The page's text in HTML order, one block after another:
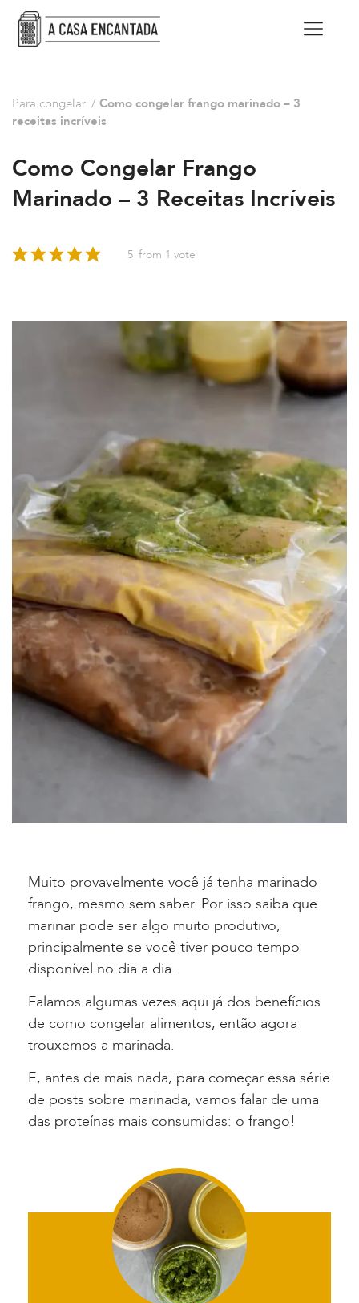
Para congelar / Como congelar frango marinado – 3
receitas incríveis
Como Congelar Frango
Marinado – 3 Receitas Incríveis
5 from 1 vote
Muito provavelmente você já tenha marinado
frango, mesmo sem saber. Por isso saiba que
marinar pode ser algo muito produtivo,
principalmente se você tiver pouco tempo
disponível no dia a dia.
Falamos algumas vezes aqui já dos benefícios
de como congelar alimentos, então agora
trouxemos a marinada.
E, antes de mais nada, para começar essa série
de posts sobre marinada, vamos falar de uma
das proteínas mais consumidas: o frango!